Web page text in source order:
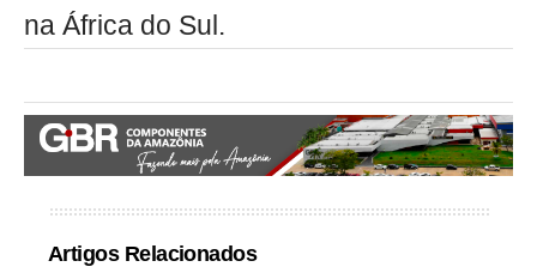
na África do Sul.
Artigos Relacionados